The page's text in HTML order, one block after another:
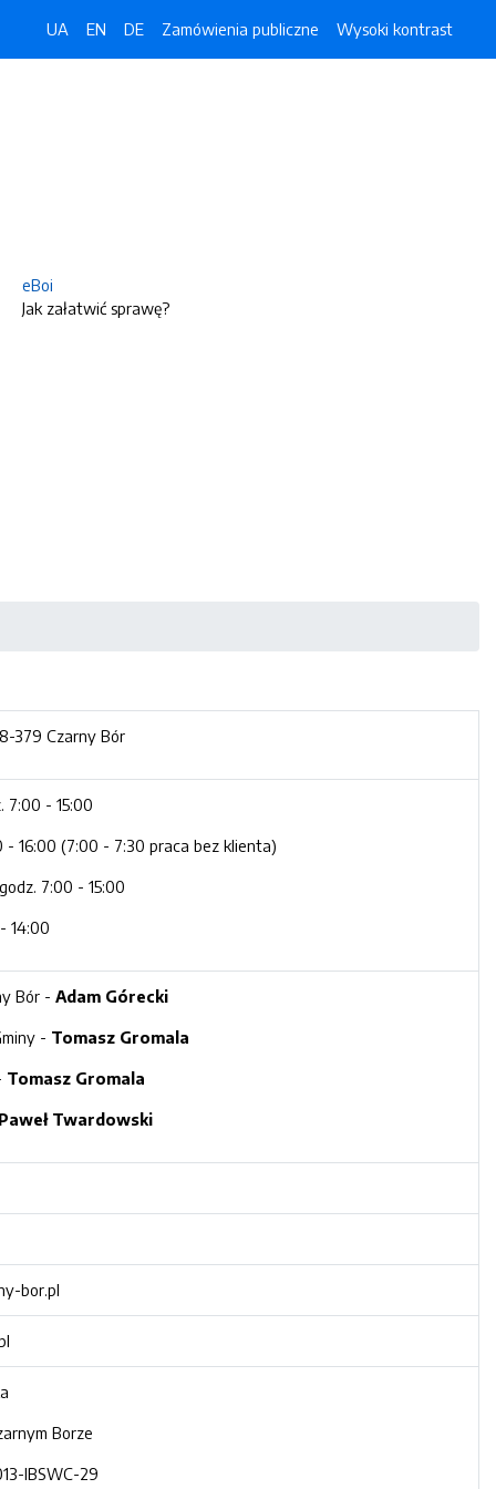
UA EN DE Zamówienia publiczne Wysoki kontrast
eBoi
Jak załatwić sprawę?
379 Czarny Bór
7:00 - 15:00
16:00 (7:00 - 7:30 praca bez klienta)
7:00 - 15:00
14:00
Bór - Adam Górecki
- Tomasz Gromala
Tomasz Gromala
Twardowski
bor.pl
Borze
IBSWC-29